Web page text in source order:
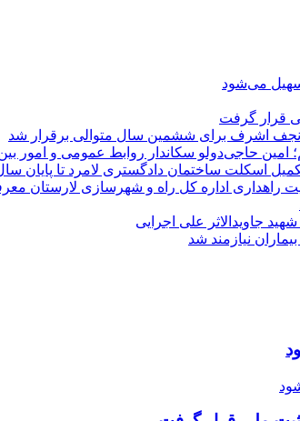
می‌شود
نجف اشرف برای ششمین سال متوالی برقرار شد
امین حاجی‌دولو سکاندار روابط عمومی و امور
اسکلت ساختمان دادگستری لامرد تا پایان
راهداری اداره کل راه و شهرسازی لارستان
جاویدالاثر علی اجرایی
نیازمند شد